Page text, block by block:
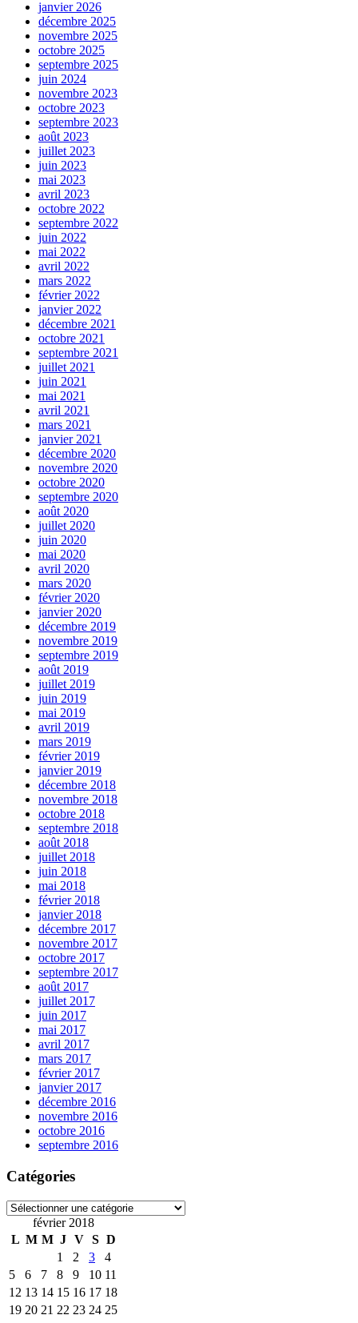
janvier 2026
décembre 2025
novembre 2025
octobre 2025
septembre 2025
juin 2024
novembre 2023
octobre 2023
septembre 2023
août 2023
juillet 2023
juin 2023
mai 2023
avril 2023
octobre 2022
septembre 2022
juin 2022
mai 2022
avril 2022
mars 2022
février 2022
janvier 2022
décembre 2021
octobre 2021
septembre 2021
juillet 2021
juin 2021
mai 2021
avril 2021
mars 2021
janvier 2021
décembre 2020
novembre 2020
octobre 2020
septembre 2020
août 2020
juillet 2020
juin 2020
mai 2020
avril 2020
mars 2020
février 2020
janvier 2020
décembre 2019
novembre 2019
septembre 2019
août 2019
juillet 2019
juin 2019
mai 2019
avril 2019
mars 2019
février 2019
janvier 2019
décembre 2018
novembre 2018
octobre 2018
septembre 2018
août 2018
juillet 2018
juin 2018
mai 2018
février 2018
janvier 2018
décembre 2017
novembre 2017
octobre 2017
septembre 2017
août 2017
juillet 2017
juin 2017
mai 2017
avril 2017
mars 2017
février 2017
janvier 2017
décembre 2016
novembre 2016
octobre 2016
septembre 2016
Catégories
Catégories
février 2018
L M M J V S D
1
2 3
4
5
6 7 8 9 10 11
12 13 14 15 16 17 18
19 20 21 22 23 24 25